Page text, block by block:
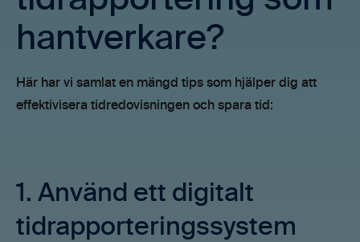
hantverkare?
Här har vi samlat en mängd tips som hjälper dig att
effektivisera tidredovisningen och spara tid:
1. Använd ett digitalt
tidrapporteringssystem